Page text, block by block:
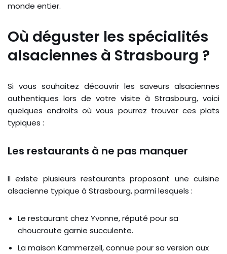
monde entier.
Où déguster les spécialités
alsaciennes à Strasbourg ?
Si vous souhaitez découvrir les saveurs alsaciennes
authentiques lors de votre visite à Strasbourg, voici
quelques endroits où vous pourrez trouver ces plats
typiques :
Les restaurants à ne pas manquer
Il existe plusieurs restaurants proposant une cuisine
alsacienne typique à Strasbourg, parmi lesquels :
Le restaurant chez Yvonne, réputé pour sa
choucroute garnie succulente.
La maison Kammerzell, connue pour sa version aux